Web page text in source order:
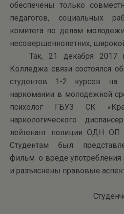
обеспечены только
педагогов, социальных
комитета по делам
несовершен­нолетних,
Так, 21 декабря 2017
Колледжа связи состоялся
студентов 1-2 курсов на
наркомании в молодежной
психолог ГБУЗ СК
наркологического
лейтенант полиции ОДН
Студентам был
фильм о вреде употребления
и разъяснены правовые